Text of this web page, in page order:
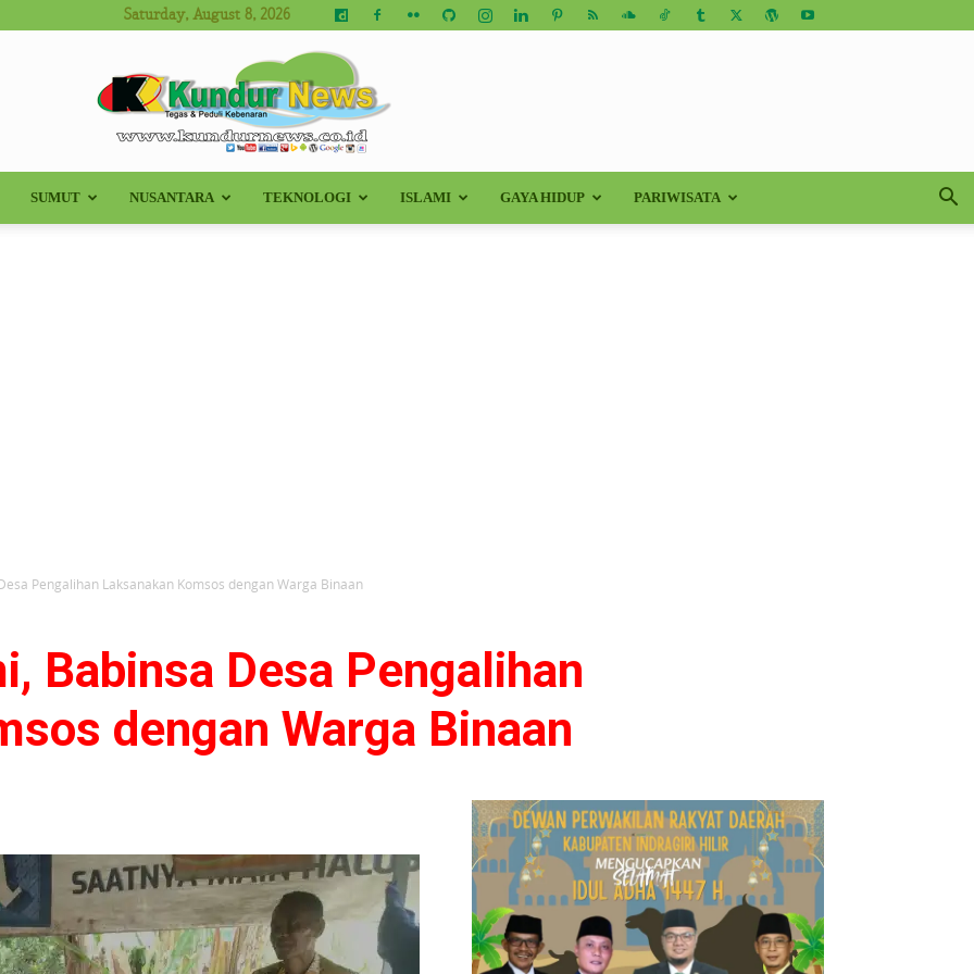
Saturday, August 8, 2026
Kundur
SUMUT NUSANTARA TEKNOLOGI ISLAMI GAYA HIDUP PARIWISATA
Pengalihan Laksanakan Komsos dengan Warga Binaan
Babinsa Desa Pengalihan
dengan Warga Binaan